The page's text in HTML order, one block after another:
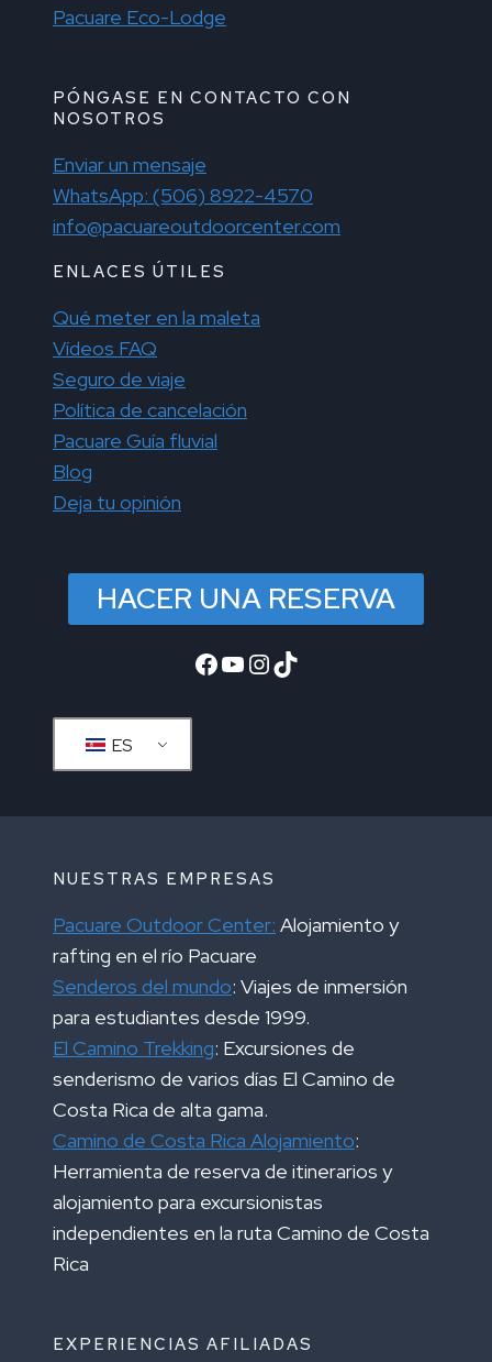
Pacuare Eco-Lodge
PÓNGASE EN CONTACTO CON
NOSOTROS
Enviar un mensaje
WhatsApp: (506) 8922-4570
info@pacuareoutdoorcenter.com
ENLACES ÚTILES
Qué meter en la maleta
Vídeos FAQ
Seguro de viaje
Política de cancelación
Pacuare Guía fluvial
Blog
Deja tu opinión
HACER UNA RESERVA
Facebook
YouTube
Instagram
TikTok
ES
NUESTRAS EMPRESAS
Pacuare Outdoor Center: Alojamiento y
rafting en el río Pacuare
Senderos del mundo: Viajes de inmersión
para estudiantes desde 1999.
El Camino Trekking: Excursiones de
senderismo de varios días El Camino de
Costa Rica de alta gama.
Camino de Costa Rica Alojamiento:
Herramienta de reserva de itinerarios y
alojamiento para excursionistas
independientes en la ruta Camino de Costa
Rica
EXPERIENCIAS AFILIADAS